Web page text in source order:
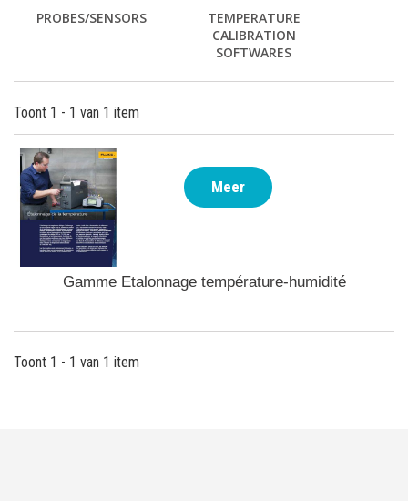
PROBES/SENSORS
TEMPERATURE
CALIBRATION
SOFTWARES
Toont 1 - 1 van 1 item
Gamme Etalonnage température-humidité
Meer
Toont 1 - 1 van 1 item